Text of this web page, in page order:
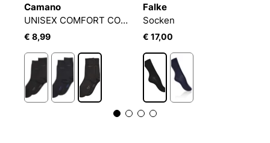
Camano
UNISEX COMFORT COTTON SOCKS 2P
€ 8,99
Falke
Socken
€ 17,00